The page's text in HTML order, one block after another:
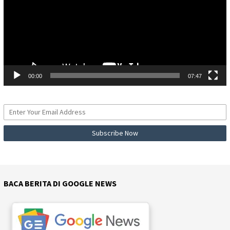
00:00 07:47
BACA BERITA DI GOOGLE NEWS